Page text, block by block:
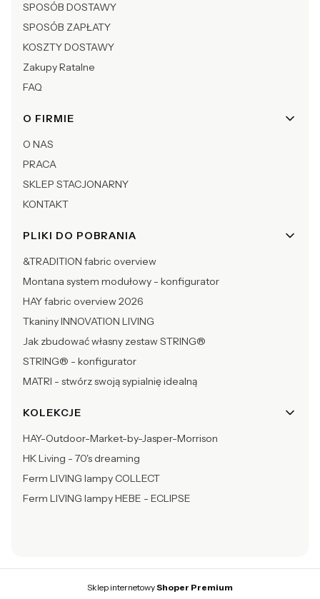
SPOSÓB DOSTAWY
SPOSÓB ZAPŁATY
KOSZTY DOSTAWY
Zakupy Ratalne
FAQ
O FIRMIE
O NAS
PRACA
SKLEP STACJONARNY
KONTAKT
PLIKI DO POBRANIA
&TRADITION fabric overview
Montana system modułowy - konfigurator
HAY fabric overview 2026
Tkaniny INNOVATION LIVING
Jak zbudować własny zestaw STRING®
STRING® - konfigurator
MATRI - stwórz swoją sypialnię idealną
KOLEKCJE
HAY-Outdoor-Market-by-Jasper-Morrison
HK Living - 70's dreaming
Ferm LIVING lampy COLLECT
Ferm LIVING lampy HEBE - ECLIPSE
Sklep internetowyShoper Premium